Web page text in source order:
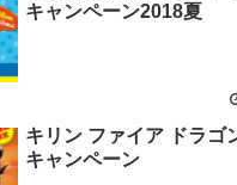
キャンペーン2018夏
キリン ファイア ドラゴ
キャンペーン